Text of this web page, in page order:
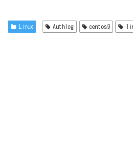
Linux Authlog centos9